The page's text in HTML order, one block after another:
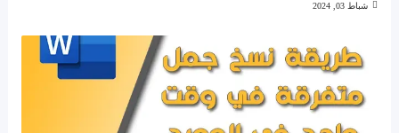
شباط 03, 2024